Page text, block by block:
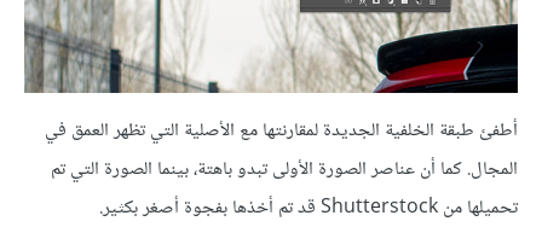
أطفئ طبقة الخلفية الجديدة لمقارنتها مع الأصلية التي تظهر العمق في
المجال. كما أن عناصر الصورة الأولى تبدو باهتة، بينما الصورة التي تم
تحميلها من Shutterstock قد تم أخذها بفجوة أصغر بكثير.